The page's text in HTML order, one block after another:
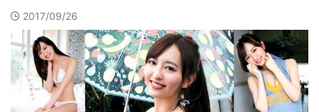
2017/09/26